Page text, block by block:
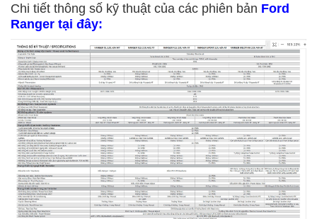
Chi tiết thông số kỹ thuật của các phiên bản Ford
Ranger tại đây: